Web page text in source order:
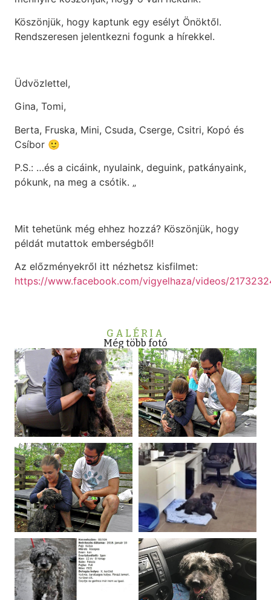
Köszönjük, hogy kaptunk egy esélyt Önöktől.
Rendszeresen jelentkezni fogunk a hírekkel.
Üdvözlettel,
Gina, Tomi,
Berta, Fruska, Mini, Csuda, Cserge, Csitri, Kopó és
Csíbor 🙂
P.S.: …és a cicáink, nyulaink, deguink, patkányaink,
pókunk, na meg a csótik. „
Mit tehetünk még ehhez hozzá? Köszönjük, hogy
példát mutattok emberségből!
Az előzményekről itt nézhetsz kisfilmet:
https://www.facebook.com/vigyelhaza/videos/
GALÉRIA
Még több fotó